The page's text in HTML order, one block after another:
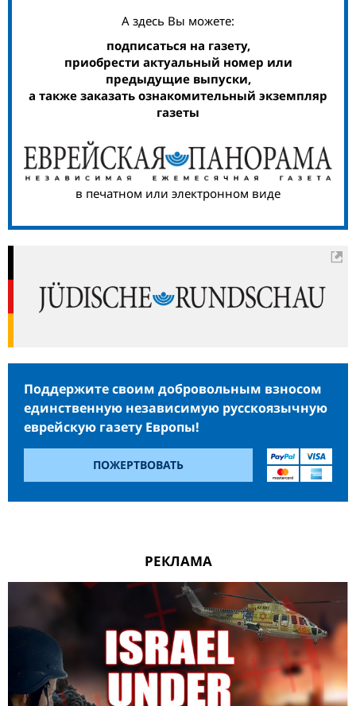
А здесь Вы можете:
подписаться на газету,
приобрести актуальный номер или
предыдущие выпуски,
а также заказать ознакомительный экземпляр
газеты
в печатном или электронном виде
Поддержите своим добровольным взносом
единственную независимую русскоязычную
еврейскую газету Европы!
ПОЖЕРТВОВАТЬ
РЕКЛАМА